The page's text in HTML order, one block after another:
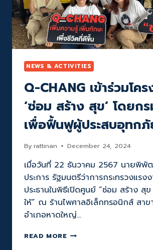
บ้าน
พร้อม
ให้
คน
ไทย
ซ่อม
ปรับปรุง
กับ
ฤดู
ภาย
ใต้
ผลิตภัณฑ์
ดี
ช่าง
ดี
บ้าน
ดี
ดี
NEWS & ACTIVITIES
Q-CHANG เข้าร่วมโคร
‘ซ่อม สร้าง สุข’ โดย
เพื่อฟื้นฟูผู้ประสบอุทกภั
By rattinan December 24, 2024
เมื่อวันที่ 22 ธันวาคม 2567 นายพิพั
ประการ รัฐมนตรีว่าการกระทรวงแรง
ประธานในพิธีเปิดศูนย์ “ซ่อม สร้าง
ให้” ณ ร้านไพศาลอิเล็กทรอนิกส์ สาข
อำเภอหาดใหญ่…
READ MOREQ-